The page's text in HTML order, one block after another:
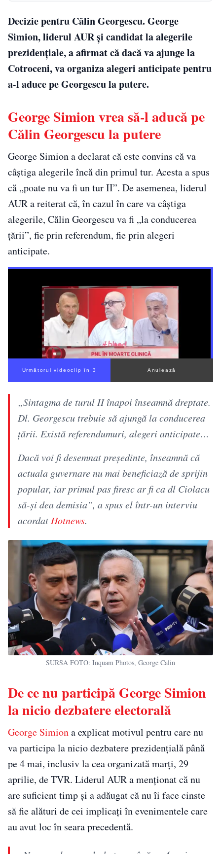
Decizie pentru Călin Georgescu. George
Simion, liderul AUR și candidat la alegerile
prezidențiale, a afirmat că dacă va ajunge la
Cotroceni, va organiza alegeri anticipate pentru
a-l aduce pe Georgescu la putere.
George Simion vrea să-l aducă pe
Călin Georgescu la putere
George Simion a declarat că este convins că va
câștiga alegerile încă din primul tur. Acesta a spus
că „poate nu va fi un tur II”. De asemenea, liderul
AUR a reiterat că, în cazul în care va câștiga
alegerile, Călin Georgescu va fi „la conducerea
țării”, fie prin referendum, fie prin alegeri
anticipate.
Următorul videoclip în 2 Anulează
„Sintagma de turul II înapoi înseamnă dreptate.
Dl. Georgescu trebuie să ajungă la conducerea
țării. Există referendumuri, alegeri anticipate…
Dacă voi fi desemnat președinte, înseamnă că
actuala guvernare nu mai beneficiază de sprijin
popular, iar primul pas firesc ar fi ca dl Ciolacu
să-și dea demisia”, a spus el într-un interviu
acordat Hotnews.
SURSA FOTO: Inquam Photos, George Calin
De ce nu participă George Simion
la nicio dezbatere electorală
George Simiona explicat motivul pentru care nu
va participa la nicio dezbatere prezidențială până
pe 4 mai, inclusiv la cea organizată marți, 29
aprilie, de TVR. Liderul AUR a menționat că nu
are suficient timp și a adăugat că nu îi face cinste
să fie alături de cei implicați în evenimentele care
au avut loc în seara precedentă.